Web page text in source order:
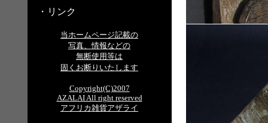
・リンク
当ホームページ記載の
写真、情報などの
無断使用等は
固くお断りいたします
Copyright(C)2007
AZALAI All right reserved
アフリカ雑貨アザライ